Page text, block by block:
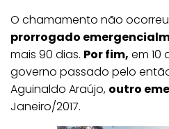
O chamamento não
prorrogado
mais 90 dias. Por fim, em 10
governo passado pelo
Aguinaldo Araújo, outro
Janeiro/2017.